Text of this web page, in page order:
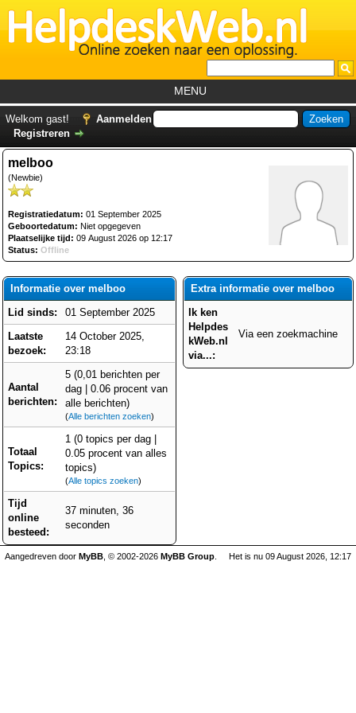
MENU
GemistDownloader
Welkom gast!
Aanmelden
Registreren
melboo
(Newbie)
Registratiedatum: 01 September 2025
Geboortedatum: Niet opgegeven
Plaatselijke tijd: 09 August 2026 op 12:17
Status: Offline
Informatie over melboo
Lid sinds:
01 September 2025
Laatste
bezoek:
14 October 2025,
23:18
Aantal
berichten:
5 (0,01 berichten per
dag | 0.06 procent van
alle berichten)
(Alle berichten zoeken)
Totaal
Topics:
1 (0 topics per dag |
0.05 procent van alles
topics)
(Alle topics zoeken)
Tijd
online
besteed:
37 minuten, 36
seconden
Extra informatie over melboo
Ik ken
Helpdes
kWeb.nl
via...:
Via een zoekmachine
Het is nu 09 August 2026, 12:17
Aangedreven door MyBB , © 2002-2026 MyBB Group